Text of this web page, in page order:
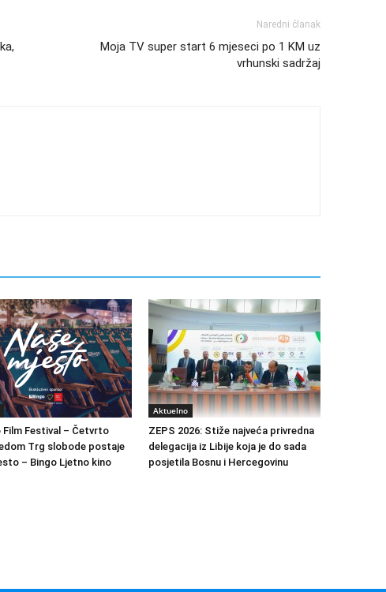
Naredni članak
Moja TV super start 6 mjeseci po 1 KM uz
vrhunski sadržaj
Film Festival – Četvrto
Trg slobode postaje
– Bingo Ljetno kino
Aktuelno
ZEPS 2026: Stiže najveća privredna
delegacija iz Libije koja je do sada
posjetila Bosnu i Hercegovinu